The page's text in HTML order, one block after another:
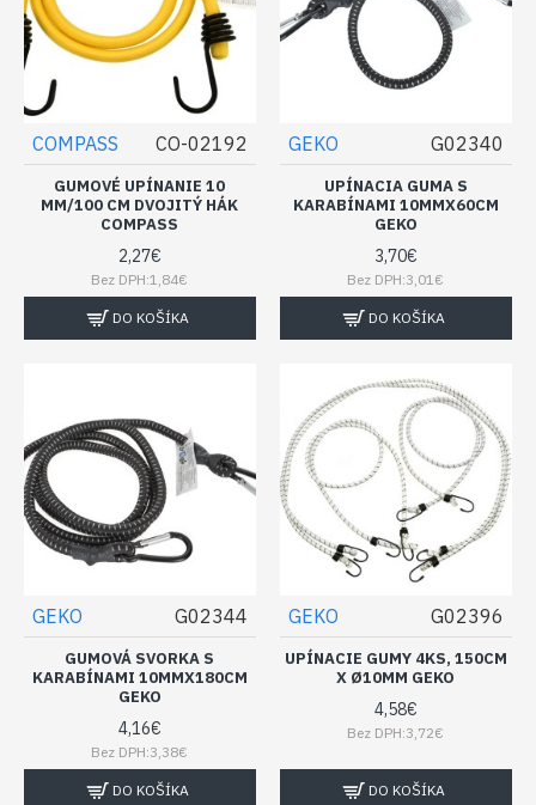
COMPASS CO-02192
GUMOVÉ UPÍNANIE 10
MM/100 CM DVOJITÝ HÁK
COMPASS
2,27€
Bez DPH:1,84€
DO KOŠÍKA
GEKO G02340
UPÍNACIA GUMA S
KARABÍNAMI 10MMX60CM
GEKO
3,70€
Bez DPH:3,01€
DO KOŠÍKA
GEKO G02344
GUMOVÁ SVORKA S
KARABÍNAMI 10MMX180CM
GEKO
4,16€
Bez DPH:3,38€
DO KOŠÍKA
GEKO G02396
UPÍNACIE GUMY 4KS, 150CM
X Ø10MM GEKO
4,58€
Bez DPH:3,72€
DO KOŠÍKA